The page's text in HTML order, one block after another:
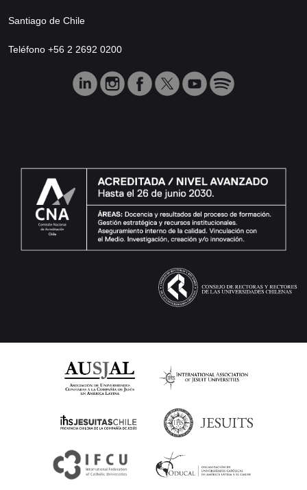
Santiago de Chile
Teléfono +56 2 2692 0200